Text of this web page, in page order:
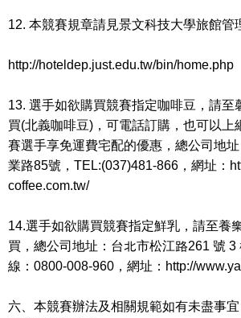
12. 本競賽規章請見景文科技大學旅館管
http://hoteldep.just.edu.tw/bin/home.php
13. 選手如欲購買競賽指定咖啡豆，請至
買(北義咖啡豆)，可電話訂購，也可以上
賽選手享免運費宅配的優惠，總公司地
業路85號，TEL:(037)481-866，網址：
coffee.com.tw/
14.選手如欲購買競賽指定鮮乳，請至養
買，總公司地址：台北市松江路261 號 3
線：0800-008-960，網址：http://
六、本競賽辦法及相關規範如有未盡事